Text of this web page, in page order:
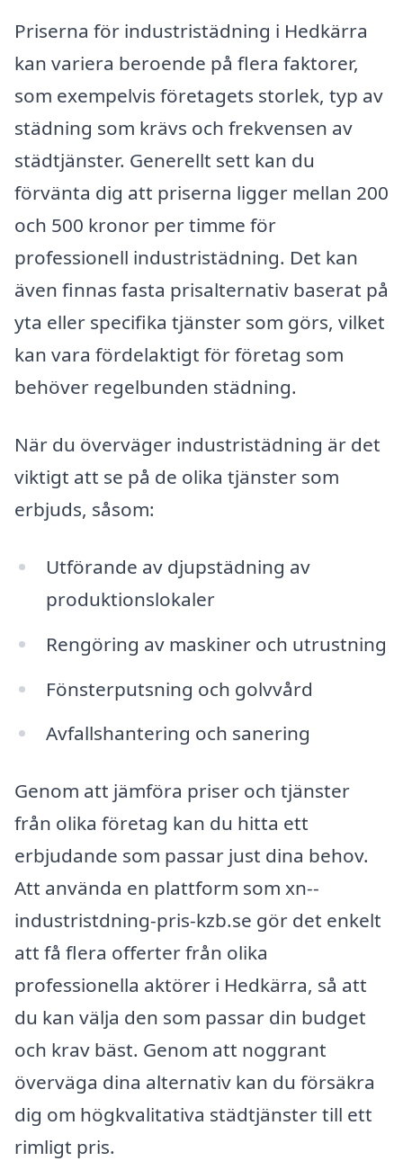
Priserna för industristädning i Hedkärra
kan variera beroende på flera faktorer,
som exempelvis företagets storlek, typ av
städning som krävs och frekvensen av
städtjänster. Generellt sett kan du
förvänta dig att priserna ligger mellan 200
och 500 kronor per timme för
professionell industristädning. Det kan
även finnas fasta prisalternativ baserat på
yta eller specifika tjänster som görs, vilket
kan vara fördelaktigt för företag som
behöver regelbunden städning.
När du överväger industristädning är det
viktigt att se på de olika tjänster som
erbjuds, såsom:
Utförande av djupstädning av
produktionslokaler
Rengöring av maskiner och utrustning
Fönsterputsning och golvvård
Avfallshantering och sanering
Genom att jämföra priser och tjänster
från olika företag kan du hitta ett
erbjudande som passar just dina behov.
Att använda en plattform som xn--
industristdning-pris-kzb.se gör det enkelt
att få flera offerter från olika
professionella aktörer i Hedkärra, så att
du kan välja den som passar din budget
och krav bäst. Genom att noggrant
överväga dina alternativ kan du försäkra
dig om högkvalitativa städtjänster till ett
rimligt pris.